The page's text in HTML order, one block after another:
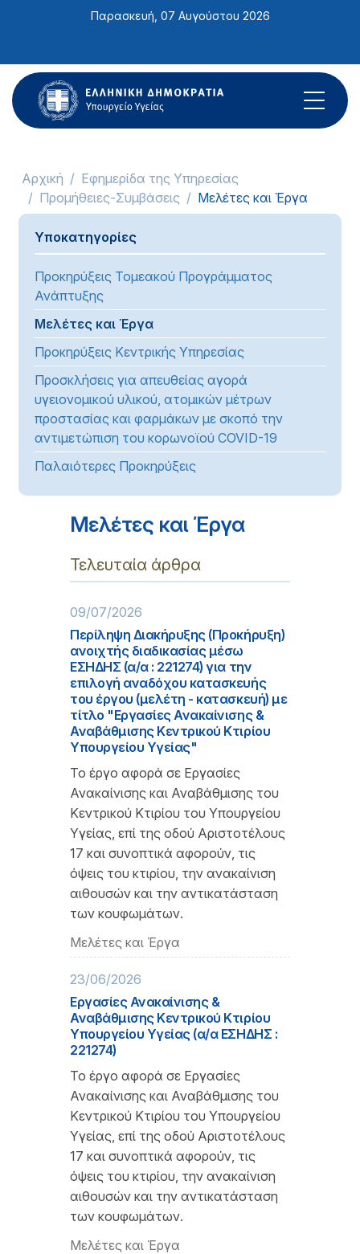
ιστότοπος
περιλαμβάνει
ένα
σύστημα
Παρασκευή, 07 Αυγούστου 2026
Αρχική
Εφημερίδα της Υπηρεσίας
Προμήθειες-Συμβάσεις
Μελέτες και Έργα
Υποκατηγορίες
Προκηρύξεις Τομεακού Προγράμματος
Ανάπτυξης
Μελέτες και Έργα
Προκηρύξεις Κεντρικής Υπηρεσίας
Προσκλήσεις για απευθείας αγορά
υγειονομικού υλικού, ατομικών μέτρων
προστασίας και φαρμάκων με σκοπό την
αντιμετώπιση του κορωνοϊού COVID-19
Παλαιότερες Προκηρύξεις
Μελέτες και Έργα
Τελευταία άρθρα
09/07/2026
Περίληψη Διακήρυξης (Προκήρυξη)
ανοιχτής διαδικασίας μέσω
ΕΣΗΔΗΣ (α/α : 221274) για την
επιλογή αναδόχου κατασκευής
του έργου (μελέτη - κατασκευή) με
τίτλο "Εργασίες Ανακαίνισης &
Αναβάθμισης Κεντρικού Κτιρίου
Υπουργείου Υγείας"
Το έργο αφορά σε Εργασίες
Ανακαίνισης και Αναβάθμισης του
Κεντρικού Κτιρίου του Υπουργείου
Υγείας, επί της οδού Αριστοτέλους
17 και συνοπτικά αφορούν, τις
όψεις του κτιρίου, την ανακαίνιση
αιθουσών και την αντικατάσταση
των κουφωμάτων.
Μελέτες και Έργα
23/06/2026
Εργασίες Ανακαίνισης &
Αναβάθμισης Κεντρικού Κτιρίου
Υπουργείου Υγείας (α/α ΕΣΗΔΗΣ :
221274)
Το έργο αφορά σε Εργασίες
Ανακαίνισης και Αναβάθμισης του
Κεντρικού Κτιρίου του Υπουργείου
Υγείας, επί της οδού Αριστοτέλους
17 και συνοπτικά αφορούν, τις
όψεις του κτιρίου, την ανακαίνιση
αιθουσών και την αντικατάσταση
των κουφωμάτων.
Μελέτες και Έργα